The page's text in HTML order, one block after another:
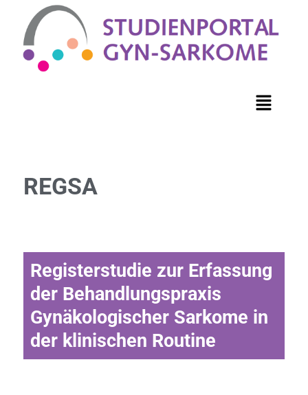
REGSA
Registerstudie zur Erfassung
der Behandlungspraxis
Gynäkologischer Sarkome in
der klinischen Routine